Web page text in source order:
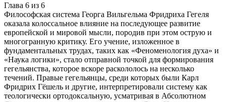
Глава 6 из 6
Философская система Георга Вильгельма Фридриха Гегеля
оказала колоссальное влияние на последующее развитие
европейской и мировой мысли, породив при этом острую и
многогранную критику. Его учение, изложенное в
фундаментальных трудах, таких как «Феноменология духа» и
«Наука логики», стало отправной точкой для формирования
гегельянства, которое вскоре раскололось на несколько
течений. Правые гегельянцы, среди которых были Карл
Фридрих Гёшель и другие, интерпретировали систему как
теологически ортодоксальную, усматривая в Абсолютном